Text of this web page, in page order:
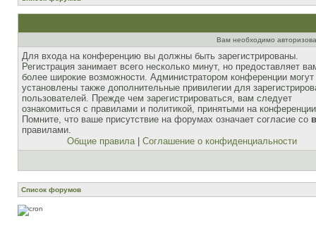
Вам необходимо
Для входа на конференцию вы должны быть зарегистрированы.
Регистрация занимает всего несколько минут, но предоставляет
более широкие возможности. Администратором конференции
установлены также дополнительные привилегии для
пользователей. Прежде чем зарегистрироваться, вам следует
ознакомиться с правилами и политикой, принятыми на
Помните, что ваше присутствие на форумах означает согласие со
правилами.
Общие правила| Соглашение о конфиденциальности
Список форумов